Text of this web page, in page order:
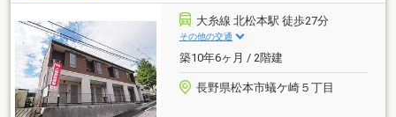
大糸線 北松本駅 徒歩27分
その他の交通
築10年6ヶ月 / 2階建
長野県松本市蟻ケ崎５丁目